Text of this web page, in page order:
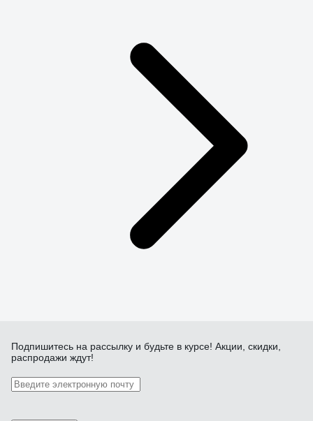
Подпишитесь на рассылку и будьте в курсе! Акции, скидки,
распродажи ждут!